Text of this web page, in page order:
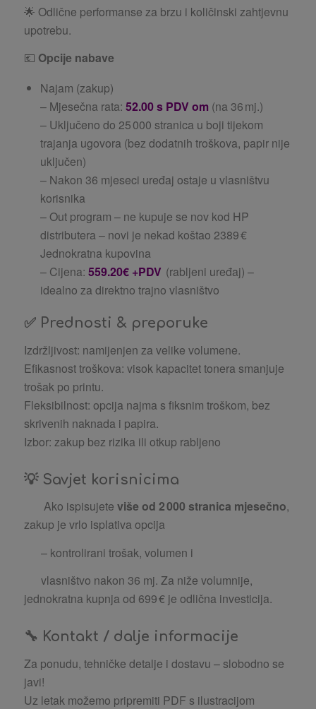
🌟 Odlične performanse za brzu i količinski zahtjevnu
upotrebu.
💶 Opcije nabave
Najam (zakup)
– Mjesečna rata: 52.00 s PDV om (na 36 mj.)
– Uključeno do 25 000 stranica u boji tijekom
trajanja ugovora (bez dodatnih troškova, papir nije
uključen)
– Nakon 36 mjeseci uređaj ostaje u vlasništvu
korisnika
– Out program – ne kupuje se nov kod HP
distributera – novi je nekad koštao 2389 €
Jednokratna kupovina
– Cijena: 559.20€ +PDV (rabljeni uređaj) –
idealno za direktno trajno vlasništvo
✅ Prednosti & preporuke
Izdržljivost: namijenjen za velike volumene.
Efikasnost troškova: visok kapacitet tonera smanjuje
trošak po printu.
Fleksibilnost: opcija najma s fiksnim troškom, bez
skrivenih naknada i papira.
Izbor: zakup bez rizika ili otkup rabljeno
💡 Savjet korisnicima
Ako ispisujete više od 2 000 stranica mjesečno,
zakup je vrlo isplativa opcija
– kontrolirani trošak, volumen i
vlasništvo nakon 36 mj. Za niže volumnije,
jednokratna kupnja od 699 € je odlična investicija.
🔧 Kontakt / dalje informacije
Za ponudu, tehničke detalje i dostavu – slobodno se
javi!
Uz letak možemo pripremiti PDF s ilustracijom